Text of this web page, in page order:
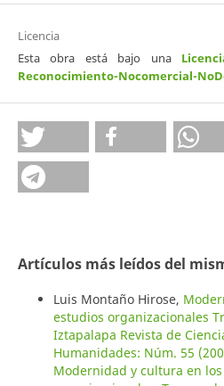
Licencia
Esta obra está bajo una
Reconocimiento-Nocomercial-
Artículos más leídos del
Luis Montaño Hirose,
estudios organizacionales
Iztapalapa Revista de
Humanidades: Núm. 55
Modernidad y cultura en